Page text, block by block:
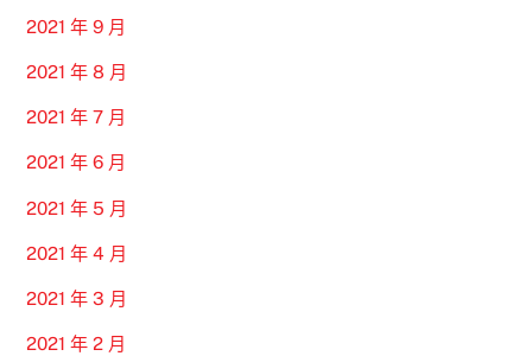
2021 年 9 月
2021 年 8 月
2021 年 7 月
2021 年 6 月
2021 年 5 月
2021 年 4 月
2021 年 3 月
2021 年 2 月